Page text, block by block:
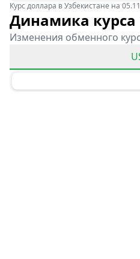
Курс доллара в Узбекистане на
Динамика
Изменения обменного